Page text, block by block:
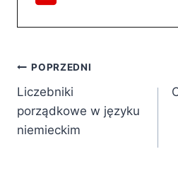
Nawigacja
wpisu
POPRZEDNI
Liczebniki
porządkowe w języku
niemieckim